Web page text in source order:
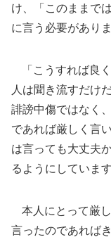
け、「このままで
に言う必要がありま
「こうすれば良
人は聞き流すだけ
誹謗中傷ではなく
であれば厳しく言
は言っても大丈夫
るようにしています
本人にとって厳
言ったのであれば